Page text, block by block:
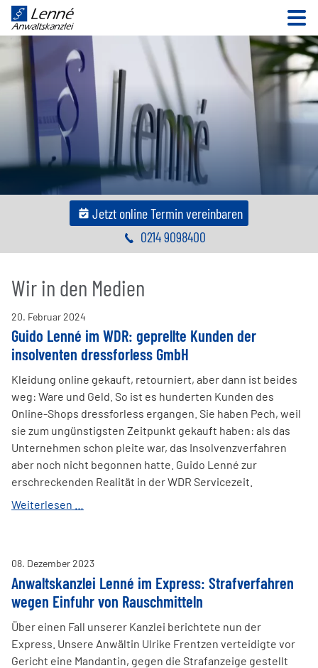
Jetzt online Termin vereinbaren
0214 9098400
Wir in den Medien
20. Februar2024
Guido Lenné im WDR: geprellte Kunden der
insolventen dressforless GmbH
Kleidung online gekauft, retourniert, aber dann ist beides
weg: Ware und Geld. So ist es hunderten Kunden des
Online-Shops dressforless ergangen. Sie haben Pech, weil
sie zum ungünstigsten Zeitpunkt gekauft haben: als das
Unternehmen schon pleite war, das Insolvenzverfahren
aber noch nicht begonnen hatte. Guido Lenné zur
erschreckenden Realität in der WDR Servicezeit.
Weiterlesen …
Kunden
der
insolventen
dressforless
GmbH
08. Dezember2023
Anwaltskanzlei Lenné im Express: Strafverfahren
wegen Einfuhr von Rauschmitteln
Über einen Fall unserer Kanzlei berichtete nun der
Express. Unsere Anwältin Ulrike Frentzen verteidigte vor
Gericht eine Mandantin, gegen die Strafanzeige gestellt